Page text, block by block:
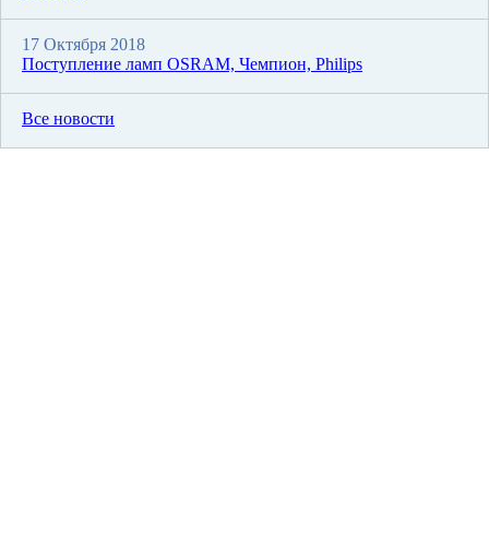
17 Октября 2018
Поступление ламп OSRAM, Чемпион, Philips
Все новости